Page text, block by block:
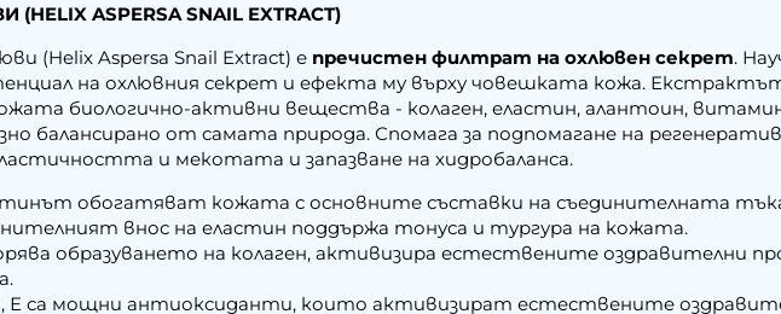
ASPERSA SNAIL EXTRACT)
(Helix Aspersa Snail Extract) е пречистен филтрат на охлювен секрет.
на охлювния секрет и ефекта му върху човешката кожа.
биологично-активни вещества - колаген, еластин, алантоин,
балансирано от самата природа. Спомага за подпомагане на
и мекотата и запазване на хидробаланса.
обогатяват кожата с основните съставки на съединителната
внос на еластин поддържа тонуса и тургура на кожата.
образуването на колаген, активизира естествените оздравителни
са мощни антиоксиданти, които активизират естествените